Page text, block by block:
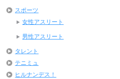
スポーツ
女性アスリート
男性アスリート
タレント
テニミュ
ヒルナンデス！